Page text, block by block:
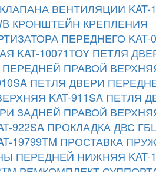
ВЕНТИЛЯЦИИ KAT-
КРОНШТЕЙН КРЕПЛЕНИЯ
ПЕРЕДНЕГО KAT-
10071TOY ПЕТЛЯ
ПРАВОЙ
ПЕТЛЯ ДВЕРИ
KAT-911SA ПЕТЛЯ
ЗАДНЕЙ ПРАВОЙ
922SA ПРОКЛАДКА ДВС
19799TM ПРОСТАВКА
ПЕРЕДНЕЙ НИЖНЯЯ KAT-